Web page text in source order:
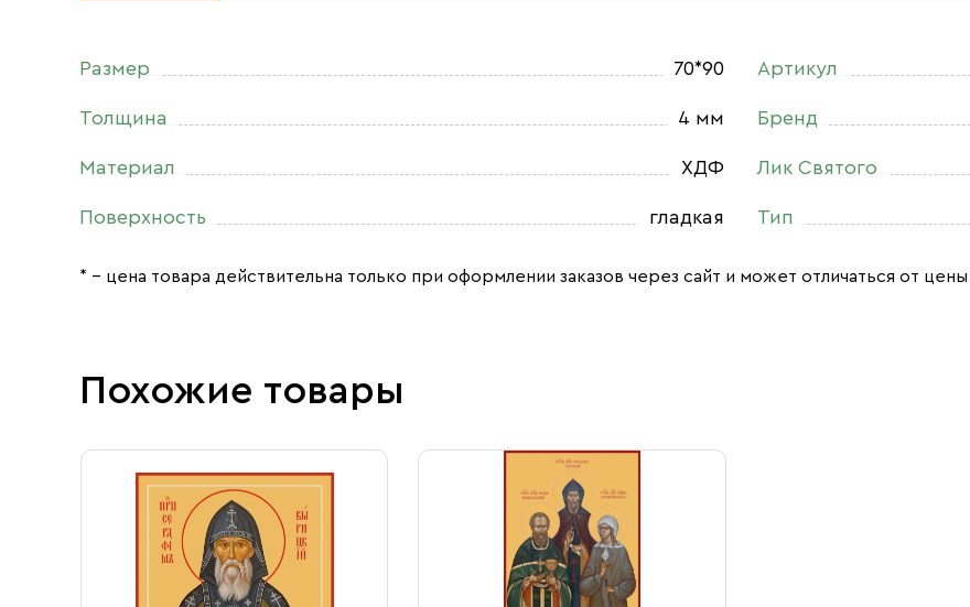
Размер 70*90
Толщина 4 мм
Материал ХДФ
Поверхность гладкая
Артикул
Бренд
Лик Святого
Тип
* – цена товара действительна только при оформлении заказов через сайт и может отличаться от цены
Похожие товары